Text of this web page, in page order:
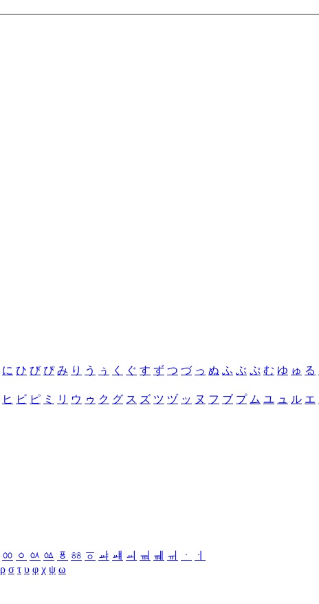
に ひ び ぴ み り う ぅ く ぐ す ず つ づ っ ぬ ふ ぶ ぷ む ゆ ゅ る
ヒ ビ ピ ミ リ ウ ゥ ク グ ス ズ ツ ヅ ッ ヌ フ ブ プ ム ユ ュ ル エ
ㆀ ㆁ ㆂ ㆃ ㆄ ㆅ ㆆ ㆇ ㆈ ㆉ ㆊ ㆋ ㆌ ㆍ
ㆎ
ρ σ τ υ φ χ ψ ω